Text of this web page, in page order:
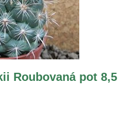
Roubovaná pot 8,5